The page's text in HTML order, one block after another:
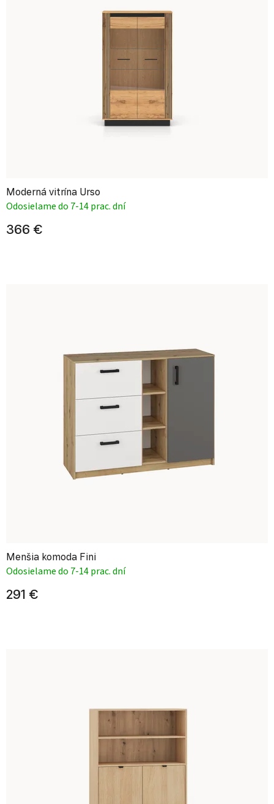
Moderná vitrína Urso
Odosielame do 7-14 prac. dní
366 €
Menšia komoda Fini
Odosielame do 7-14 prac. dní
291 €